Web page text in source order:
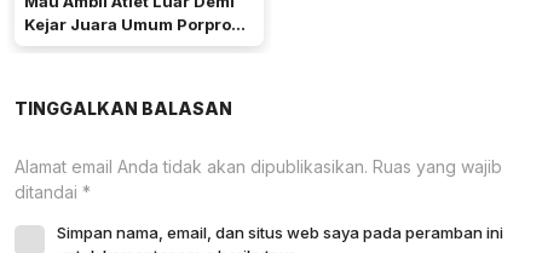
Kejar Juara Umum Porprov
2029
TINGGALKAN BALASAN
Alamat email Anda tidak akan dipublikasikan. Ruas yang wajib
ditandai *
Simpan nama, email, dan situs web saya pada peramban ini